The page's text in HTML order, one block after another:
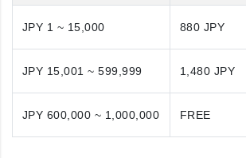
JPY 1 ~ 15,000
880 JPY
JPY 15,001 ~ 599,999
1,480 JPY
JPY 600,000 ~ 1,000,000 FREE